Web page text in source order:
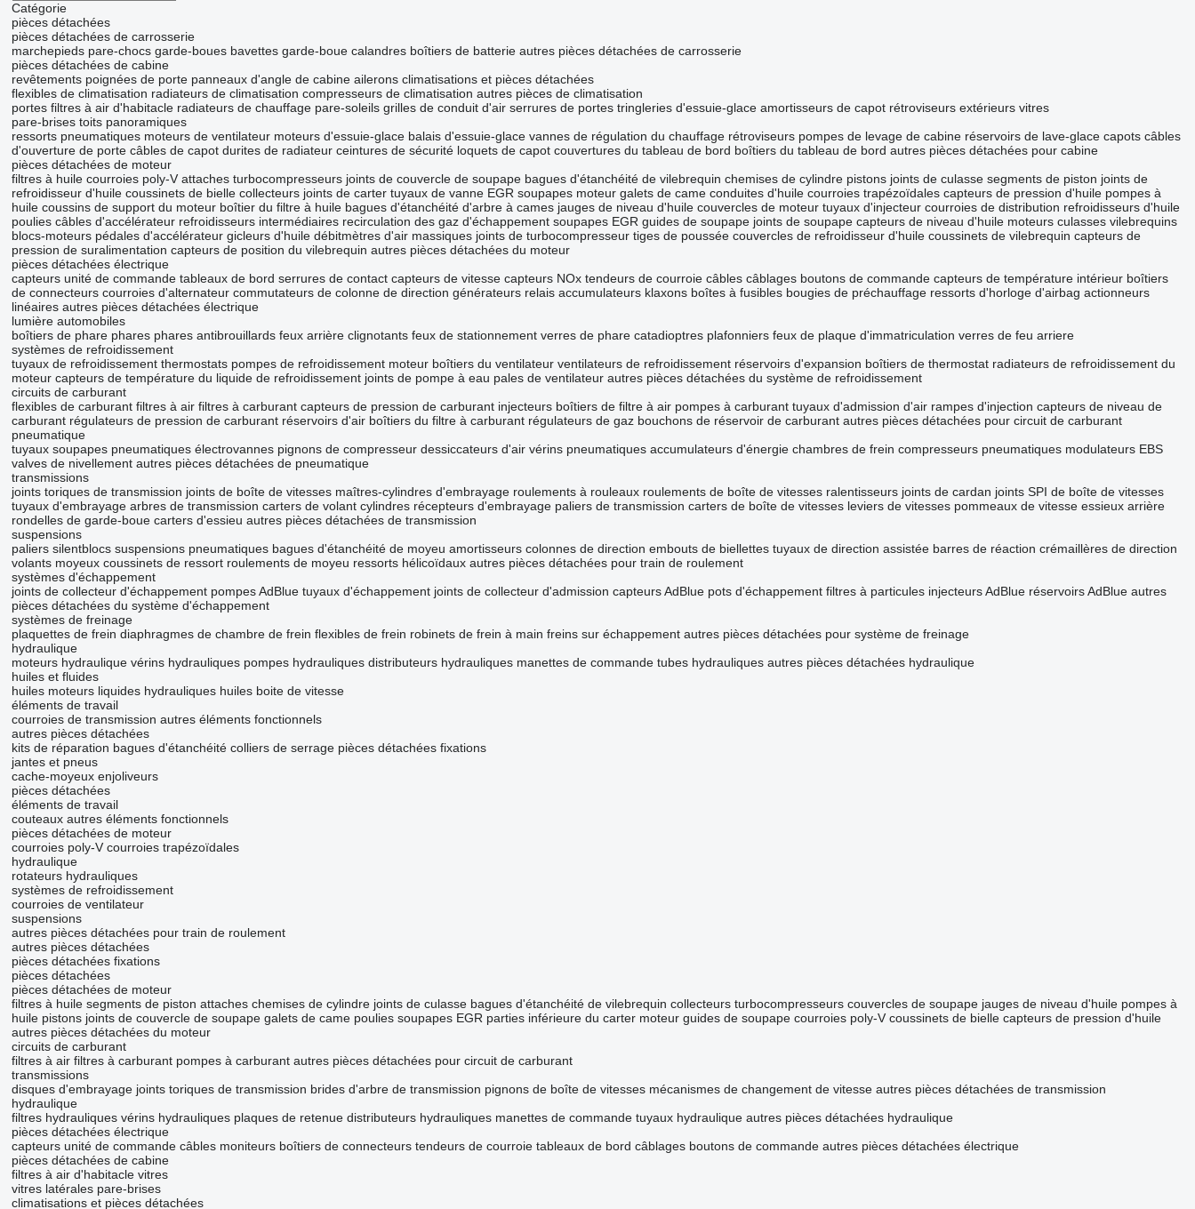
Catégorie
pièces détachées
pièces détachées de carrosserie
marchepieds pare-chocs garde-boues bavettes garde-boue calandres boîtiers de batterie autres pièces détachées de carrosserie
pièces détachées de cabine
revêtements poignées de porte panneaux d'angle de cabine ailerons climatisations et pièces détachées
flexibles de climatisation radiateurs de climatisation compresseurs de climatisation autres pièces de climatisation
portes filtres à air d'habitacle radiateurs de chauffage pare-soleils grilles de conduit d'air serrures de portes tringleries d'essuie-glace amortisseurs de capot rétroviseurs extérieurs vitres
pare-brises toits panoramiques
ressorts pneumatiques moteurs de ventilateur moteurs d'essuie-glace balais d'essuie-glace vannes de régulation du chauffage rétroviseurs pompes de levage de cabine réservoirs de lave-glace capots câbles
d'ouverture de porte câbles de capot durites de radiateur ceintures de sécurité loquets de capot couvertures du tableau de bord boîtiers du tableau de bord autres pièces détachées pour cabine
pièces détachées de moteur
filtres à huile courroies poly-V attaches turbocompresseurs joints de couvercle de soupape bagues d'étanchéité de vilebrequin chemises de cylindre pistons joints de culasse segments de piston joints de
refroidisseur d'huile coussinets de bielle collecteurs joints de carter tuyaux de vanne EGR soupapes moteur galets de came conduites d'huile courroies trapézoïdales capteurs de pression d'huile pompes à
huile coussins de support du moteur boîtier du filtre à huile bagues d'étanchéité d'arbre à cames jauges de niveau d'huile couvercles de moteur tuyaux d'injecteur courroies de distribution refroidisseurs d'huile
poulies câbles d'accélérateur refroidisseurs intermédiaires recirculation des gaz d'échappement soupapes EGR guides de soupape joints de soupape capteurs de niveau d'huile moteurs culasses vilebrequins
blocs-moteurs pédales d'accélérateur gicleurs d'huile débitmètres d'air massiques joints de turbocompresseur tiges de poussée couvercles de refroidisseur d'huile coussinets de vilebrequin capteurs de
pression de suralimentation capteurs de position du vilebrequin autres pièces détachées du moteur
pièces détachées électrique
capteurs unité de commande tableaux de bord serrures de contact capteurs de vitesse capteurs NOx tendeurs de courroie câbles câblages boutons de commande capteurs de température intérieur boîtiers
de connecteurs courroies d'alternateur commutateurs de colonne de direction générateurs relais accumulateurs klaxons boîtes à fusibles bougies de préchauffage ressorts d'horloge d'airbag actionneurs
linéaires autres pièces détachées électrique
lumière automobiles
boîtiers de phare phares phares antibrouillards feux arrière clignotants feux de stationnement verres de phare catadioptres plafonniers feux de plaque d'immatriculation verres de feu arriere
systèmes de refroidissement
tuyaux de refroidissement thermostats pompes de refroidissement moteur boîtiers du ventilateur ventilateurs de refroidissement réservoirs d'expansion boîtiers de thermostat radiateurs de refroidissement du
moteur capteurs de température du liquide de refroidissement joints de pompe à eau pales de ventilateur autres pièces détachées du système de refroidissement
circuits de carburant
flexibles de carburant filtres à air filtres à carburant capteurs de pression de carburant injecteurs boîtiers de filtre à air pompes à carburant tuyaux d'admission d'air rampes d'injection capteurs de niveau de
carburant régulateurs de pression de carburant réservoirs d'air boîtiers du filtre à carburant régulateurs de gaz bouchons de réservoir de carburant autres pièces détachées pour circuit de carburant
pneumatique
tuyaux soupapes pneumatiques électrovannes pignons de compresseur dessiccateurs d'air vérins pneumatiques accumulateurs d'énergie chambres de frein compresseurs pneumatiques modulateurs EBS
valves de nivellement autres pièces détachées de pneumatique
transmissions
joints toriques de transmission joints de boîte de vitesses maîtres-cylindres d'embrayage roulements à rouleaux roulements de boîte de vitesses ralentisseurs joints de cardan joints SPI de boîte de vitesses
tuyaux d'embrayage arbres de transmission carters de volant cylindres récepteurs d'embrayage paliers de transmission carters de boîte de vitesses leviers de vitesses pommeaux de vitesse essieux arrière
rondelles de garde-boue carters d'essieu autres pièces détachées de transmission
suspensions
paliers silentblocs suspensions pneumatiques bagues d'étanchéité de moyeu amortisseurs colonnes de direction embouts de biellettes tuyaux de direction assistée barres de réaction crémaillères de direction
volants moyeux coussinets de ressort roulements de moyeu ressorts hélicoïdaux autres pièces détachées pour train de roulement
systèmes d'échappement
joints de collecteur d'échappement pompes AdBlue tuyaux d'échappement joints de collecteur d'admission capteurs AdBlue pots d'échappement filtres à particules injecteurs AdBlue réservoirs AdBlue autres
pièces détachées du système d'échappement
systèmes de freinage
plaquettes de frein diaphragmes de chambre de frein flexibles de frein robinets de frein à main freins sur échappement autres pièces détachées pour système de freinage
hydraulique
moteurs hydraulique vérins hydrauliques pompes hydrauliques distributeurs hydrauliques manettes de commande tubes hydrauliques autres pièces détachées hydraulique
huiles et fluides
huiles moteurs liquides hydrauliques huiles boite de vitesse
éléments de travail
courroies de transmission autres éléments fonctionnels
autres pièces détachées
kits de réparation bagues d'étanchéité colliers de serrage pièces détachées fixations
jantes et pneus
cache-moyeux enjoliveurs
pièces détachées
éléments de travail
couteaux autres éléments fonctionnels
pièces détachées de moteur
courroies poly-V courroies trapézoïdales
hydraulique
rotateurs hydrauliques
systèmes de refroidissement
courroies de ventilateur
suspensions
autres pièces détachées pour train de roulement
autres pièces détachées
pièces détachées fixations
pièces détachées
pièces détachées de moteur
filtres à huile segments de piston attaches chemises de cylindre joints de culasse bagues d'étanchéité de vilebrequin collecteurs turbocompresseurs couvercles de soupape jauges de niveau d'huile pompes à
huile pistons joints de couvercle de soupape galets de came poulies soupapes EGR parties inférieure du carter moteur guides de soupape courroies poly-V coussinets de bielle capteurs de pression d'huile
autres pièces détachées du moteur
circuits de carburant
filtres à air filtres à carburant pompes à carburant autres pièces détachées pour circuit de carburant
transmissions
disques d'embrayage joints toriques de transmission brides d'arbre de transmission pignons de boîte de vitesses mécanismes de changement de vitesse autres pièces détachées de transmission
hydraulique
filtres hydrauliques vérins hydrauliques plaques de retenue distributeurs hydrauliques manettes de commande tuyaux hydraulique autres pièces détachées hydraulique
pièces détachées électrique
capteurs unité de commande câbles moniteurs boîtiers de connecteurs tendeurs de courroie tableaux de bord câblages boutons de commande autres pièces détachées électrique
pièces détachées de cabine
filtres à air d'habitacle vitres
vitres latérales pare-brises
climatisations et pièces détachées